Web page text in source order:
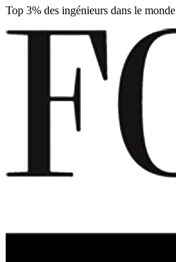
Top 3% des ingénieurs dans le monde